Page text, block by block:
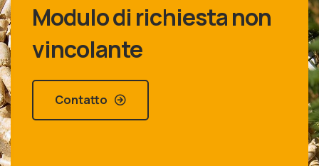
Modulo di richiesta non
vincolante
Contatto